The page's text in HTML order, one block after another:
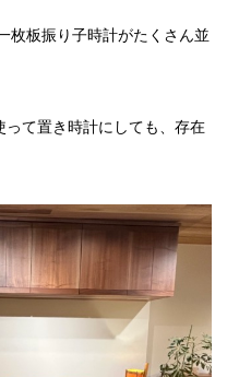
枚板振り子時計がたくさん並
て置き時計にしても、存在